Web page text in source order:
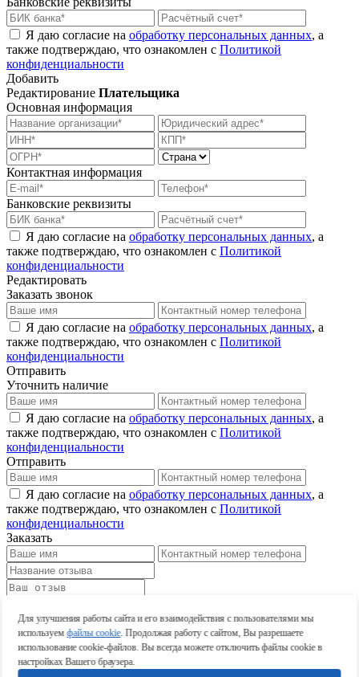
Я даю согласие на обработку персональных данных, а
также подтверждаю, что ознакомлен с Политикой
конфиденциальности
Добавить
Редактирование Плательщика
Основная информация
Контактная информация
Банковские реквизиты
Я даю согласие на обработку персональных данных, а
также подтверждаю, что ознакомлен с Политикой
конфиденциальности
Редактировать
Заказать звонок
Я даю согласие на обработку персональных данных, а
также подтверждаю, что ознакомлен с Политикой
конфиденциальности
Отправить
Уточнить наличие
Я даю согласие на обработку персональных данных, а
также подтверждаю, что ознакомлен с Политикой
конфиденциальности
Отправить
Я даю согласие на обработку персональных данных, а
также подтверждаю, что ознакомлен с Политикой
конфиденциальности
Заказать
Оставить отзыв
Оставить отзыв
Для улучшения работы сайта и его взаимодействия с пользователями мы
используемфайлы cookie. Продолжая работу с сайтом, Вы разрешаете
использование cookie-файлов. Вы всегда можете отключить файлы cookie в
настройках Вашего браузера.